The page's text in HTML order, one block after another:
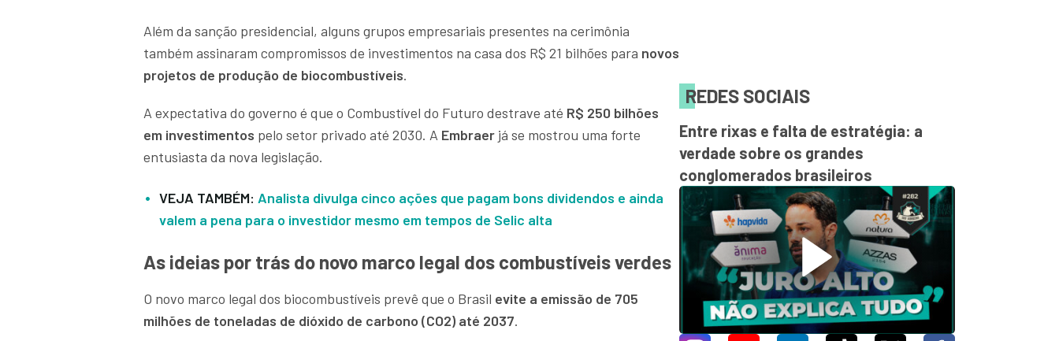
Além da sanção presidencial, alguns grupos empresariais presentes na cerimônia
também assinaram compromissos de investimentos na casa dos R$ 21 bilhões para novos
projetos de produção de biocombustíveis.
A expectativa do governo é que o Combustível do Futuro destrave até R$ 250 bilhões
em investimentos pelo setor privado até 2030. A Embraer já se mostrou uma forte
entusiasta da nova legislação.
VEJA TAMBÉM: Analista divulga cinco ações que pagam bons dividendos e ainda
valem a pena para o investidor mesmo em tempos de Selic alta
As ideias por trás do novo marco legal dos combustíveis verdes
O novo marco legal dos biocombustíveis prevê que o Brasil evite a emissão de 705
milhões de toneladas de dióxido de carbono (CO2) até 2037.
REDES SOCIAIS
Entre rixas e falta de estratégia: a
verdade sobre os grandes
conglomerados brasileiros